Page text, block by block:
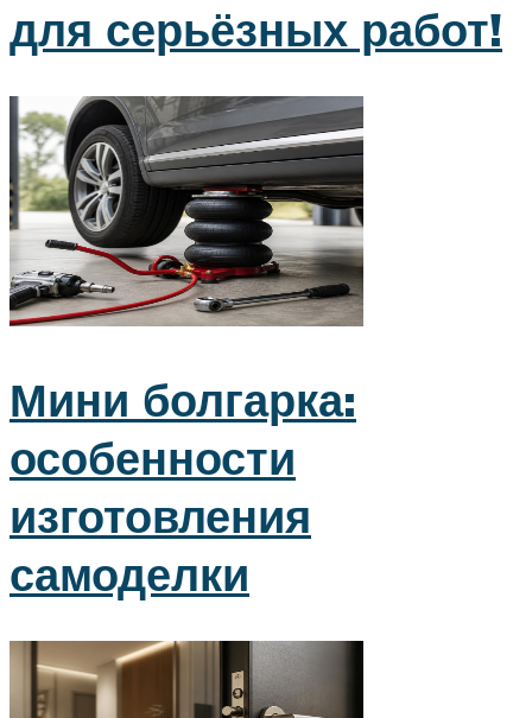
для серьёзных работ!
Мини болгарка:
особенности
изготовления
самоделки